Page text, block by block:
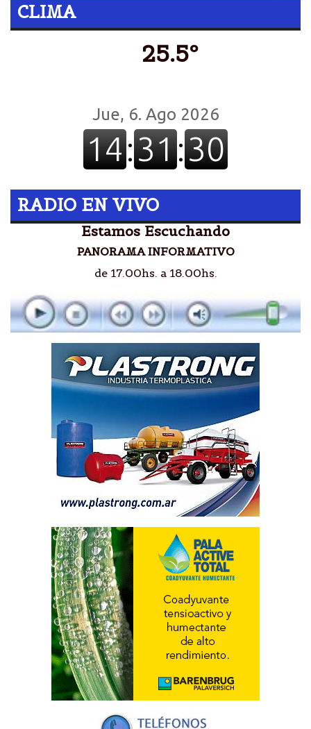
CLIMA
25.5º
RADIO EN VIVO
Estamos Escuchando
PANORAMA INFORMATIVO
de 17.00hs. a 18.00hs.